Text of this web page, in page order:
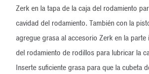
Zerk en la tapa de la caja del rodamiento
cavidad del rodamiento. También con la
agregue grasa al accesorio Zerk en la
del rodamiento de rodillos para lubricar la
Inserte suficiente grasa para que la cubeta